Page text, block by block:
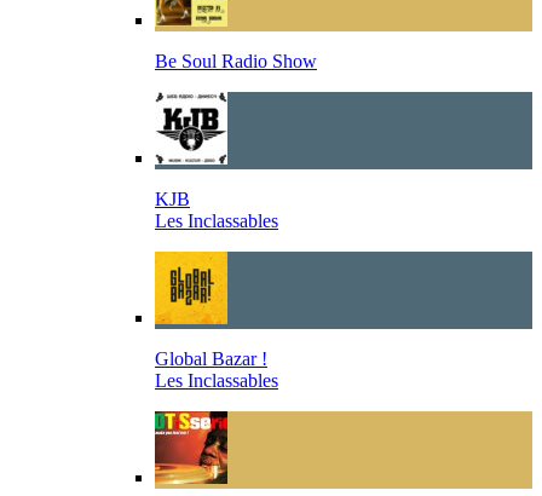
Be Soul Radio Show
KJB
Les Inclassables
Global Bazar !
Les Inclassables